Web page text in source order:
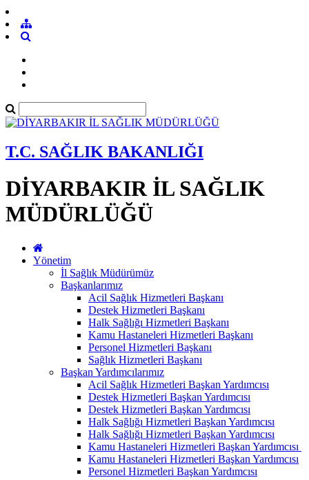
T.C. SAĞLIK BAKANLIĞI
DİYARBAKIR İL SAĞLIK
MÜDÜRLÜĞÜ
Yönetim
İl Sağlık Müdürümüz
Başkanlarımız
Acil Sağlık Hizmetleri Başkanı
Destek Hizmetleri Başkanı
Halk Sağlığı Hizmetleri Başkanı
Kamu Hastaneleri Hizmetleri Başkanı
Personel Hizmetleri Başkanı
Sağlık Hizmetleri Başkanı
Başkan Yardımcılarımız
Acil Sağlık Hizmetleri Başkan Yardımcısı
Destek Hizmetleri Başkan Yardımcısı
Destek Hizmetleri Başkan Yardımcısı
Halk Sağlığı Hizmetleri Başkan Yardımcısı
Halk Sağlığı Hizmetleri Başkan Yardımcısı
Kamu Hastaneleri Hizmetleri Başkan Yardımcısı ​
Kamu Hastaneleri Hizmetleri Başkan Yardımcısı
Personel Hizmetleri Başkan Yardımcısı